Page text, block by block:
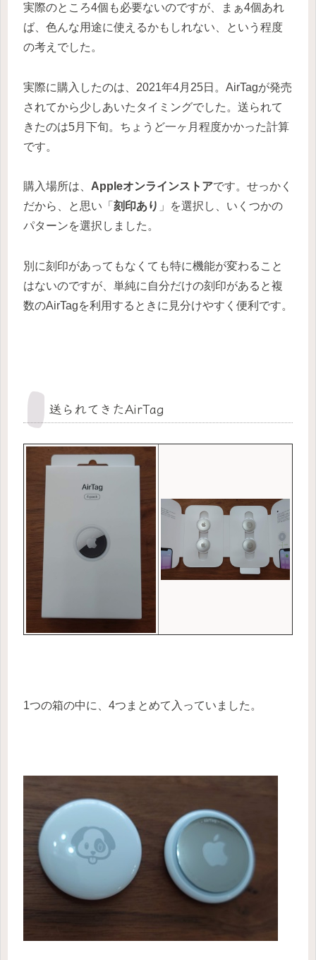
実際のところ4個も必要ないのですが、まぁ4個あれ
ば、色んな用途に使えるかもしれない、という程度
の考えでした。
実際に購入したのは、2021年4月25日。AirTagが発売
されてから少しあいたタイミングでした。送られて
きたのは5月下旬。ちょうど一ヶ月程度かかった計算
です。
購入場所は、 Appleオンラインストアです。せっかく
だから、と思い「 刻印あり 」を選択し、いくつかの
パターンを選択しました。
別に刻印があってもなくても特に機能が変わること
はないのですが、単純に自分だけの刻印があると複
数のAirTagを利用するときに見分けやすく便利です。
送られてきたAirTag
1つの箱の中に、4つまとめて入っていました。